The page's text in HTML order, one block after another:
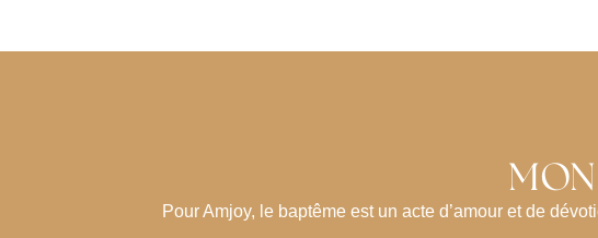
Pour Amjoy, le baptême est un acte d’amour et de